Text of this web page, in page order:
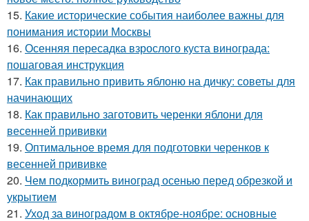
15. Какие исторические события наиболее важны для
понимания истории Москвы
16. Осенняя пересадка взрослого куста винограда:
пошаговая инструкция
17. Как правильно привить яблоню на дичку: советы для
начинающих
18. Как правильно заготовить черенки яблони для
весенней прививки
19. Оптимальное время для подготовки черенков к
весенней прививке
20. Чем подкормить виноград осенью перед обрезкой и
укрытием
21. Уход за виноградом в октябре-ноябре: основные